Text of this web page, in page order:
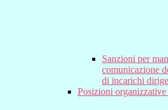
Sanzioni per
comunicazione
di incarichi
Posizioni organizzative